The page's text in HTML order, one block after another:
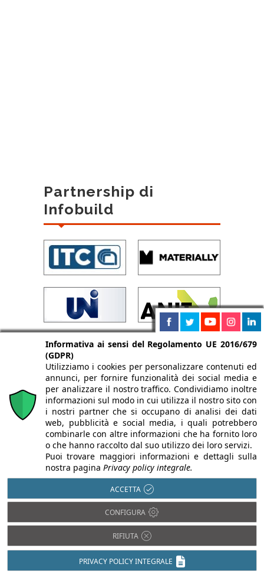
Partnership di
Infobuild
Informativa ai sensi del Regolamento UE 2016/679
(GDPR)
Utilizziamo i cookies per personalizzare contenuti ed
annunci, per fornire funzionalità dei social media e
per analizzare il nostro traffico. Condividiamo inoltre
informazioni sul modo in cui utilizza il nostro sito con
i nostri partner che si occupano di analisi dei dati
web, pubblicità e social media, i quali potrebbero
combinarle con altre informazioni che ha fornito loro
o che hanno raccolto dal suo utilizzo dei loro servizi.
Puoi trovare maggiori informazioni e dettagli sulla
nostra pagina Privacy policy integrale.
ACCETTA
CONFIGURA
RIFIUTA
PRIVACY POLICY INTEGRALE